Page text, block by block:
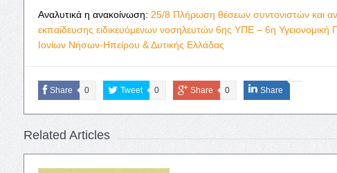
Αναλυτικά η ανακοίνωση: 25/8 Πλήρωση θέσεων συντονιστών και
εκπαίδευσης ειδικευόμενων νοσηλευτών 6ης ΥΠΕ – 6η Υγειονομική
Ιονίων Νήσων-Ηπείρου & Δυτικής Ελλάδας
Share 0 Tweet 0 Share 0 Share
Related Articles